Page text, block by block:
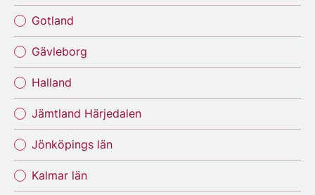
Gotland
Gävleborg
Halland
Jämtland Härjedalen
Jönköpings län
Kalmar län